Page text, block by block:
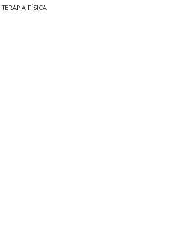
TERAPIA FÍSICA